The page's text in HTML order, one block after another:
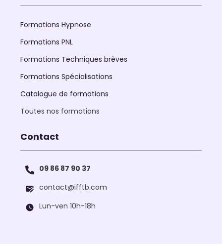
Formations Hypnose
Formations PNL
Formations Techniques brèves
Formations Spécialisations
Catalogue de formations
Toutes nos formations
Contact
09 86 87 90 37
contact@ifftb.com
Lun-ven 10h-18h